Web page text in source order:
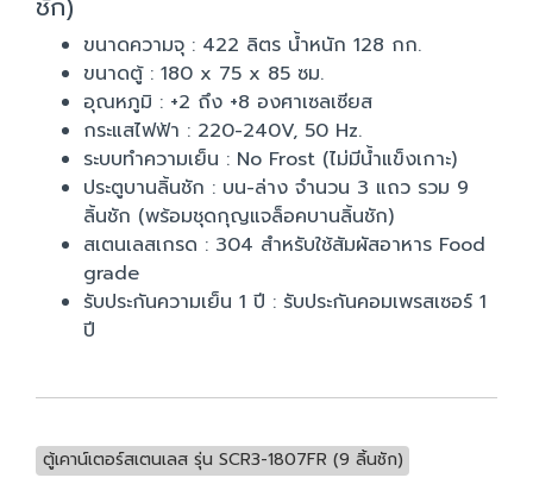
ชัก)
ขนาดความจุ : 422 ลิตร น้ำหนัก 128 กก.
ขนาดตู้ : 180 x 75 x 85 ซม.
อุณหภูมิ : +2 ถึง +8 องศาเซลเซียส
กระแสไฟฟ้า : 220-240V, 50 Hz.
ระบบทำความเย็น : No Frost (ไม่มีน้ำแข็งเกาะ)
ประตูบานลิ้นชัก : บน-ล่าง จำนวน 3 แถว รวม 9
ลิ้นชัก (พร้อมชุดกุญแจล็อคบานลิ้นชัก)
สเตนเลสเกรด : 304 สำหรับใช้สัมผัสอาหาร Food
grade
รับประกันความเย็น 1 ปี : รับประกันคอมเพรสเซอร์ 1
ปี
ตู้เคาน์เตอร์สเตนเลส รุ่น SCR3-1807FR (9 ลิ้นชัก)